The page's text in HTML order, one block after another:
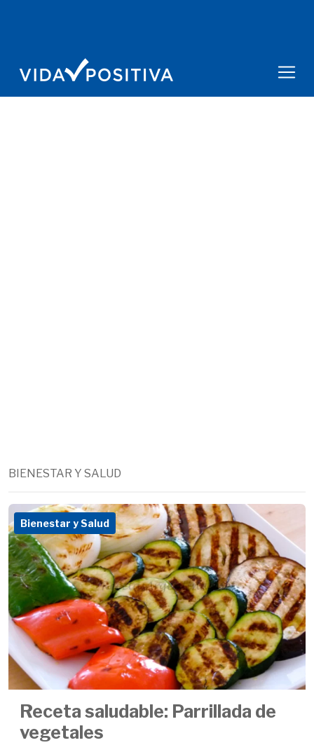
BIENESTAR Y SALUD
Bienestar y Salud
Receta saludable: Parrillada de
vegetales